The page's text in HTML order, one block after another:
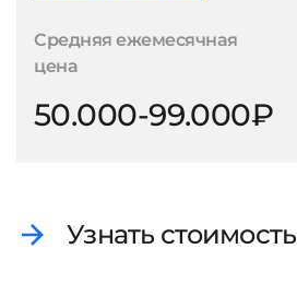
Средняя ежемесячная
цена
50.000-99.000₽
Узнать стоимость